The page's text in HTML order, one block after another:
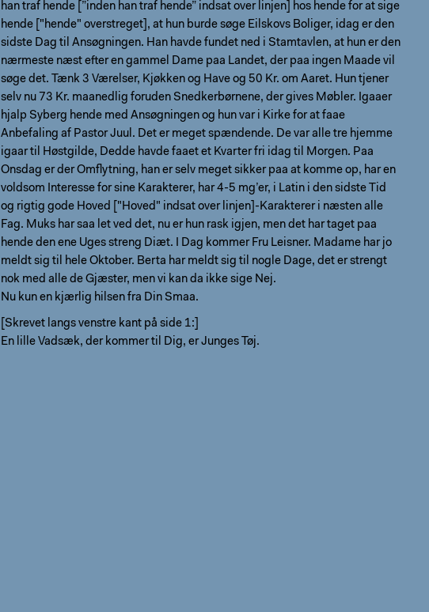
han traf hende [”inden han traf hende” indsat over linjen] hos hende for at sige
hende ["hende" overstreget], at hun burde søge Eilskovs Boliger, idag er den
sidste Dag til Ansøgningen. Han havde fundet ned i Stamtavlen, at hun er den
nærmeste næst efter en gammel Dame paa Landet, der paa ingen Maade vil
søge det. Tænk 3 Værelser, Kjøkken og Have og 50 Kr. om Aaret. Hun tjener
selv nu 73 Kr. maanedlig foruden Snedkerbørnene, der gives Møbler. Igaaer
hjalp Syberg hende med Ansøgningen og hun var i Kirke for at faae
Anbefaling af Pastor Juul. Det er meget spændende. De var alle tre hjemme
igaar til Høstgilde, Dedde havde faaet et Kvarter fri idag til Morgen. Paa
Onsdag er der Omflytning, han er selv meget sikker paa at komme op, har en
voldsom Interesse for sine Karakterer, har 4-5 mg’er, i Latin i den sidste Tid
og rigtig gode Hoved ["Hoved" indsat over linjen]-Karakterer i næsten alle
Fag. Muks har saa let ved det, nu er hun rask igjen, men det har taget paa
hende den ene Uges streng Diæt. I Dag kommer Fru Leisner. Madame har jo
meldt sig til hele Oktober. Berta har meldt sig til nogle Dage, det er strengt
nok med alle de Gjæster, men vi kan da ikke sige Nej.
Nu kun en kjærlig hilsen fra Din Smaa.
[Skrevet langs venstre kant på side 1:]
En lille Vadsæk, der kommer til Dig, er Junges Tøj.